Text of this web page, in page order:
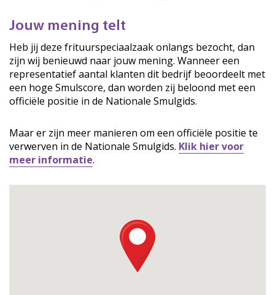
Jouw mening telt
Heb jij deze frituurspeciaalzaak onlangs bezocht, dan
zijn wij benieuwd naar jouw mening. Wanneer een
representatief aantal klanten dit bedrijf beoordeelt met
een hoge Smulscore, dan worden zij beloond met een
officiële positie in de Nationale Smulgids.
Maar er zijn meer manieren om een officiële positie te
verwerven in de Nationale Smulgids. Klik hier voor
meer informatie.